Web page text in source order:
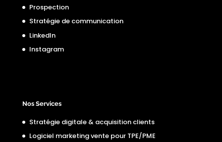
Prospection
Stratégie de communication
LinkedIn
Instagram
Nos Services
Stratégie digitale & acquisition clients
Logiciel marketing vente pour TPE/PME